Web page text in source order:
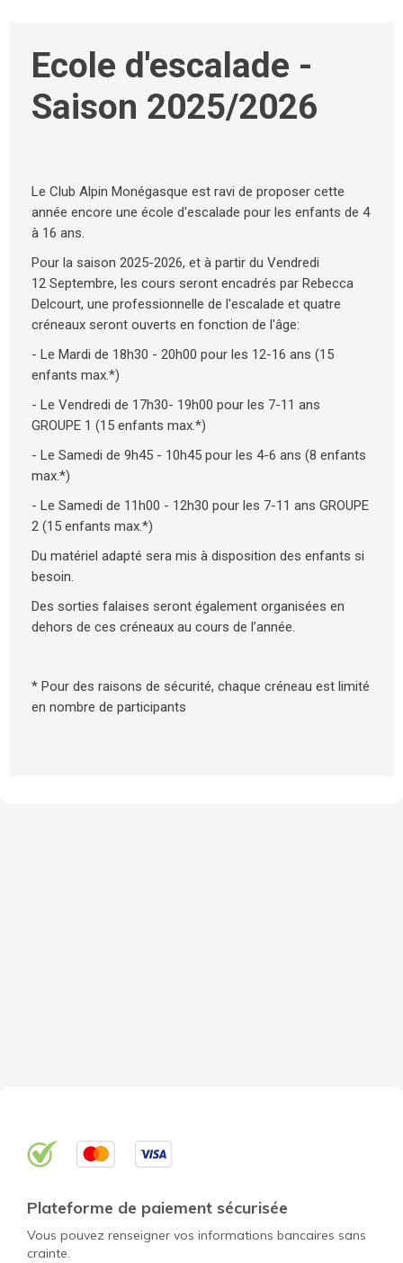
Ecole d'escalade -
Saison 2025/2026
Le Club Alpin Monégasque est ravi de proposer cette
année encore une école d'escalade pour les enfants de 4
à 16 ans.
Pour la saison 2025-2026, et à partir du Vendredi
12 Septembre, les cours seront encadrés par Rebecca
Delcourt, une professionnelle de l'escalade et quatre
créneaux seront ouverts en fonction de l'âge:
- Le Mardi de 18h30 - 20h00 pour les 12-16 ans (15
enfants max.*)
- Le Vendredi de 17h30- 19h00 pour les 7-11 ans
GROUPE 1 (15 enfants max.*)
- Le Samedi de 9h45 - 10h45 pour les 4-6 ans (8 enfants
max.*)
- Le Samedi de 11h00 - 12h30 pour les 7-11 ans GROUPE
2 (15 enfants max.*)
Du matériel adapté sera mis à disposition des enfants si
besoin.
Des sorties falaises seront également organisées en
dehors de ces créneaux au cours de l’année.
* Pour des raisons de sécurité, chaque créneau est limité
en nombre de participants
Plateforme de paiement sécurisée
Vous pouvez renseigner vos informations bancaires sans
crainte.